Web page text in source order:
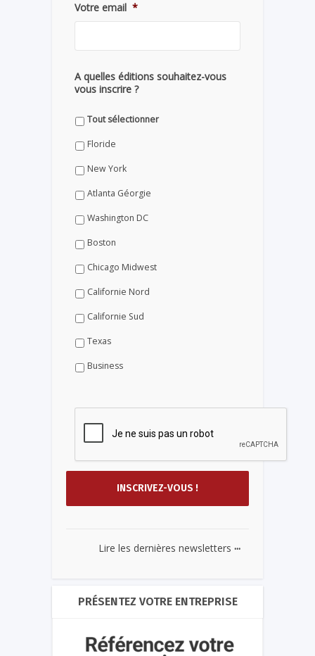
Votre email *
A quelles éditions souhaitez-vous
vous inscrire ?
Tout sélectionner
Floride
New York
Atlanta Géorgie
Washington DC
Boston
Chicago Midwest
Californie Nord
Californie Sud
Texas
Business
Lire les dernières newsletters ...
PRÉSENTEZ VOTRE ENTREPRISE